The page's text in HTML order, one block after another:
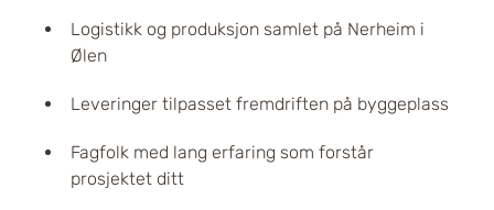
Logistikk og produksjon samlet på Nerheim i
Ølen
Leveringer tilpasset fremdriften på byggeplass
Fagfolk med lang erfaring som forstår
prosjektet ditt